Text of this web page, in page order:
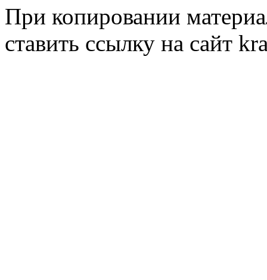
При копировании
ставить ссылку на сайт